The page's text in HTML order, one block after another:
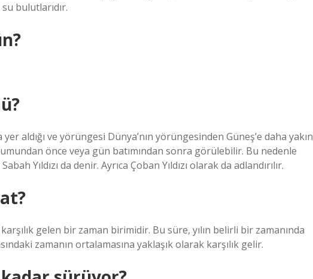
bulutlarıdır.
aldığı ve yörüngesi Dünya’nın yörüngesinden Güneş’e daha yakın
önce veya gün batımından sonra görülebilir. Bu nedenle
Yıldızı da denir. Ayrıca Çoban Yıldızı olarak da adlandırılır.
gelen bir zaman birimidir. Bu süre, yılın belirli bir zamanında
zamanın ortalamasına yaklaşık olarak karşılık gelir.